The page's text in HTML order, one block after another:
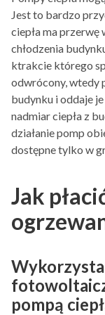
Jest to bardzo
ciepła ma przerwę
chłodzenia
ktrakcie którego
odwrócony, wtedy
budynku i oddaje
nadmiar ciepła z
działanie pomp
dostępne tylko w
Jak
pompą